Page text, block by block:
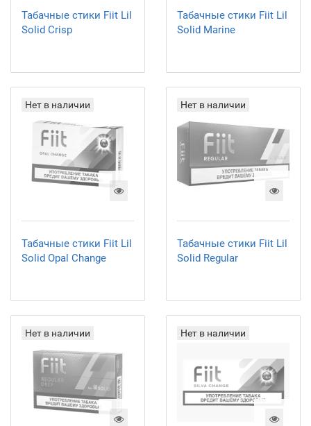
Табачные стики Fiit Lil
Solid Crisp
Табачные стики Fiit Lil
Solid Marine
Нет в наличии
Табачные стики Fiit Lil
Solid Opal Change
Нет в наличии
Табачные стики Fiit Lil
Solid Regular
Нет в наличии Нет в наличии